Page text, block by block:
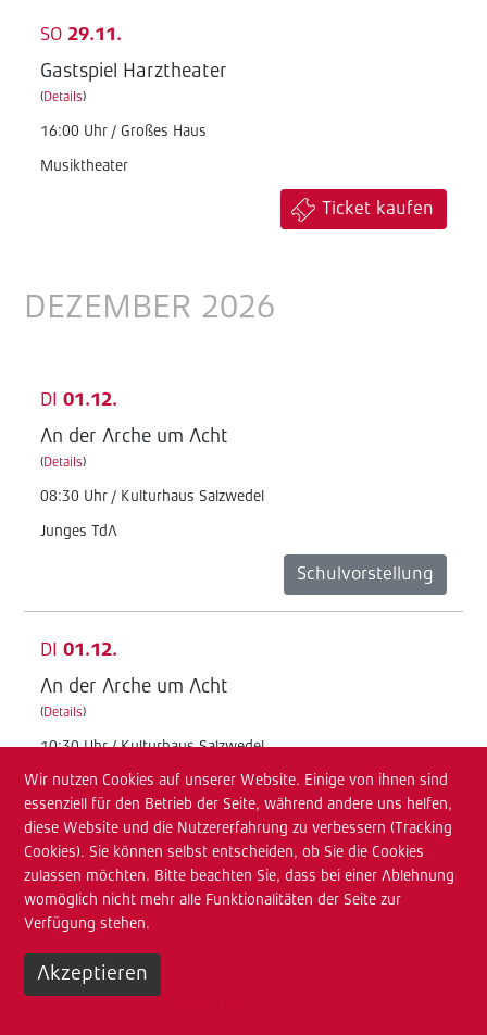
SO 29.11.
Gastspiel Harztheater
(Details)
16:00 Uhr / Großes Haus
Musiktheater
Ticket kaufen
DEZEMBER 2026
DI 01.12.
An der Arche um Acht
(Details)
08:30 Uhr / Kulturhaus Salzwedel
Junges TdA
Schulvorstellung
DI 01.12.
An der Arche um Acht
(Details)
10:30 Uhr / Kulturhaus Salzwedel
Junges TdA
Schulvorstellung
MI 02.12.
An der Arche um Acht
(Details
08:30 Uhr / Kulturhaus Salzwedel
Wir nutzen Cookies auf unserer Website. Einige von ihnen sind
essenziell für den Betrieb der Seite, während andere uns helfen,
diese Website und die Nutzererfahrung zu verbessern (Tracking
Cookies). Sie können selbst entscheiden, ob Sie die Cookies
zulassen möchten. Bitte beachten Sie, dass bei einer Ablehnung
womöglich nicht mehr alle Funktionalitäten der Seite zur
Verfügung stehen.
Akzeptieren